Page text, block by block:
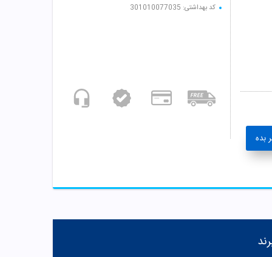
کد بهداشتی: 301010077035
بده